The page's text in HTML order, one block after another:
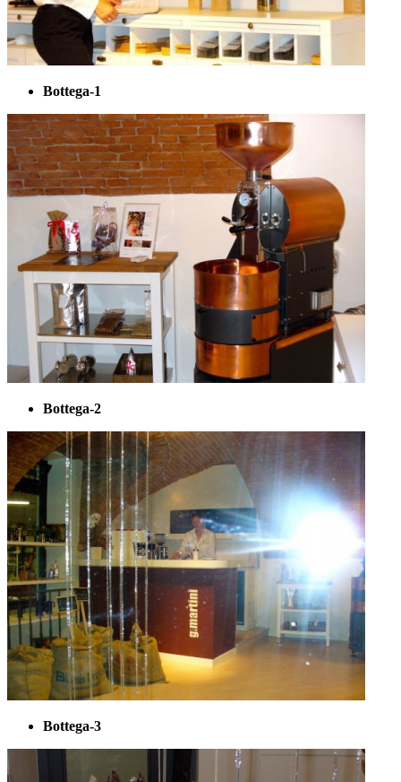
Bottega-1
Bottega-2
Bottega-3